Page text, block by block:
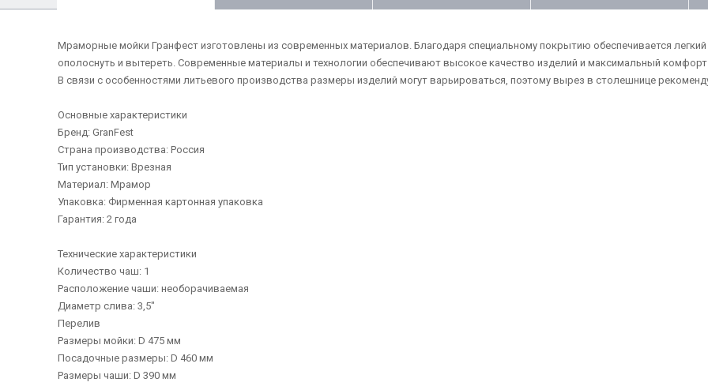
Мраморные мойки Гранфест изготовлены из современных материалов. Благодаря специальному покрытию обеспечивается
ополоснуть и вытереть. Современные материалы и технологии обеспечивают высокое качество изделий и максимальный комфорт
В связи с особенностями литьевого производства размеры изделий могут варьироваться, поэтому вырез в столешнице
Основные характеристики
Бренд: GranFest
Страна производства: Россия
Тип установки: Врезная
Материал: Мрамор
Упаковка: Фирменная картонная упаковка
Гарантия: 2 года
Технические характеристики
Количество чаш: 1
Расположение чаши: необорачиваемая
Диаметр слива: 3,5"
Перелив
Размеры мойки: D 475 мм
Посадочные размеры: D 460 мм
Размеры чаши: D 390 мм